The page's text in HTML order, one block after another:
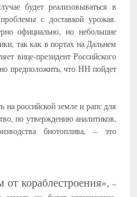
будет реализовываться в
с доставкой урожая.
официально, но небольшие
так как в портах на Дальнем
вице-президент Российского
предположить, что НН пойдет
российской земле и рапс для
по утверждению аналитиков,
биотоплива, – это
кораблестроения», –